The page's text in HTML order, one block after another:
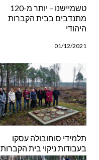
טשמיישנו – יותר מ-120
מתנדבים בבית הקברות
היהודי
01/12/2021
תלמידי סוחובולה עסקו
בעבודות ניקוי בית הקברות